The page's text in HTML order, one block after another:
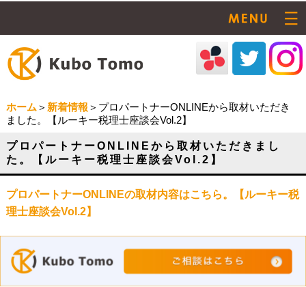
ホーム ＞ 新着情報 ＞プロパートナーONLINEから取材いただき
ました。【ルーキー税理士座談会Vol.2】
プロパートナーONLINEから取材いただきまし
た。【ルーキー税理士座談会Vol.2】
プロパートナーONLINEの取材内容はこちら。【ルーキー税
理士座談会Vol.2】